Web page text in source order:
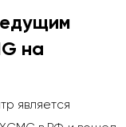
на
является